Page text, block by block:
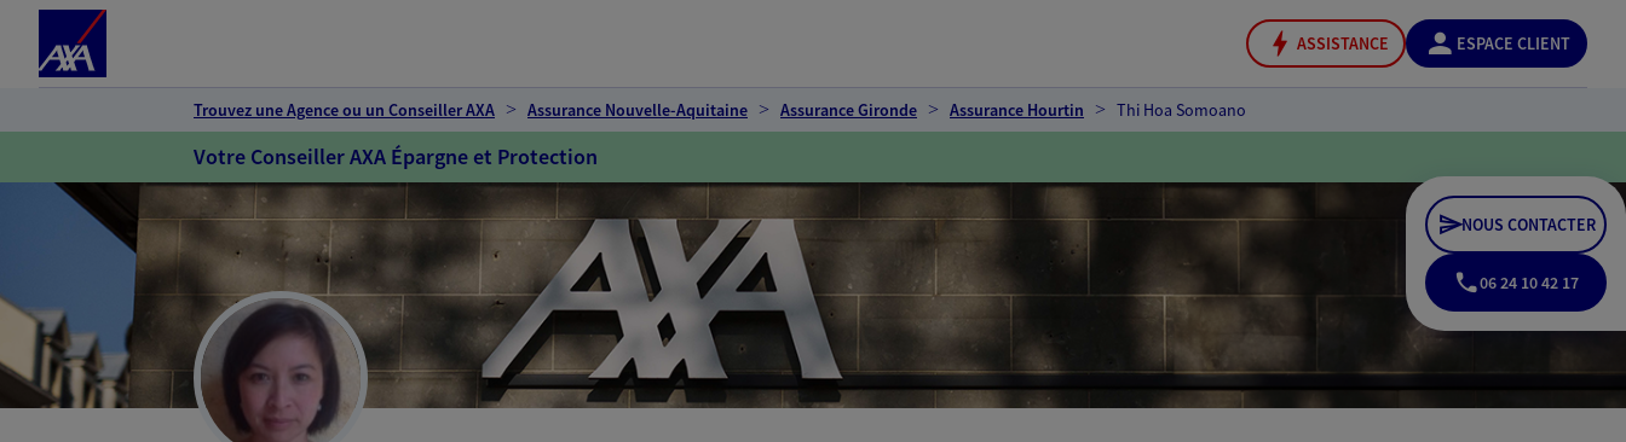
ASSISTANCE ESPACE CLIENT
Trouvez une Agence ou un Conseiller AXA Assurance Nouvelle-Aquitaine Assurance Gironde Assurance Hourtin Thi Hoa Somoano
Votre Conseiller AXA Épargne et Protection
NOUS CONTACTER
06 24 10 42 17